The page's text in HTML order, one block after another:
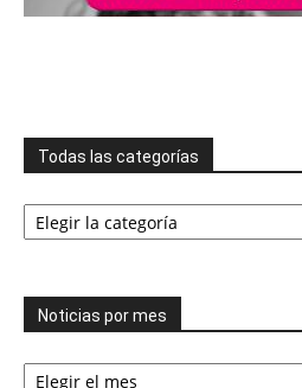
Todas las categorías
Todas
las
Noticias por mes
Noticias